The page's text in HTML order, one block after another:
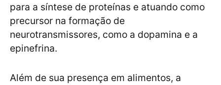
para a síntese de proteínas e atuando como
precursor na formação de
neurotransmissores, como a dopamina e a
epinefrina.
Além de sua presença em alimentos, a